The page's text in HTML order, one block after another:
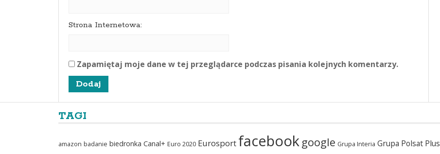
Strona Internetowa:
Zapamiętaj moje dane w tej przeglądarce podczas pisania kolejnych komentarzy.
TAGI
amazon badanie biedronka Canal+ Euro 2020 Eurosport facebook google Grupa Interia Grupa Polsat Plus